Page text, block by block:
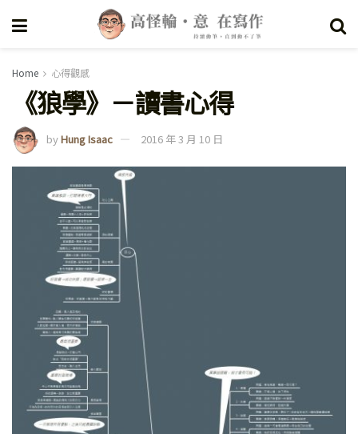
Home 心得觀感
《狼學》－讀書心得
byHung Isaac 2016 年 3 月 10 日